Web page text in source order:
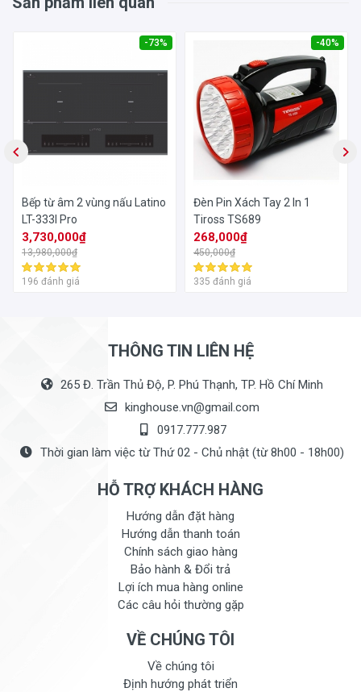
-73%
Bếp từ âm 2 vùng nấu Latino
LT-333I Pro
3,730,000₫
13,980,000₫
196 đánh giá
-40%
Đèn Pin Xách Tay 2 In 1
Tiross TS689
268,000₫
450,000₫
335 đánh giá
THÔNG TIN LIÊN HỆ
265 Đ. Trần Thủ Độ, P. Phú Thạnh, TP. Hồ Chí Minh
kinghouse.vn@gmail.com
0917.777.987
Thời gian làm việc từ Thứ 02 - Chủ nhật (từ 8h00 - 18h00)
HỖ TRỢ KHÁCH HÀNG
Hướng dẫn đặt hàng
Hướng dẫn thanh toán
Chính sách giao hàng
Bảo hành & Đổi trả
Lợi ích mua hàng online
Các câu hỏi thường gặp
VỀ CHÚNG TÔI
Về chúng tôi
Định hướng phát triển